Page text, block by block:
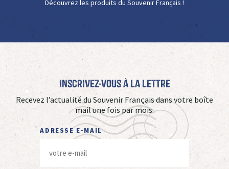
Découvrez les produits du Souvenir Français !
Inscrivez-vous à La Lettre
Recevez l’actualité du Souvenir Français dans votre boîte
mail une fois par mois.
ADRESSE E-MAIL